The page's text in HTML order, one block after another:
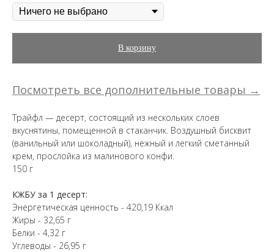
В корзину
Посмотреть все дополнительные товары →
Трайфл — десерт, состоящий из нескольких слоев
вкуснятины, помещенной в стаканчик. Воздушный бисквит
(ванильный или шоколадный), нежный и легкий сметанный
крем, прослойка из малинового конфи.
150 г
КЖБУ за 1 десерт:
Энергетическая ценность - 420,19 Ккал
Жиры - 32,65 г
Белки - 4,32 г
Углеводы - 26,95 г